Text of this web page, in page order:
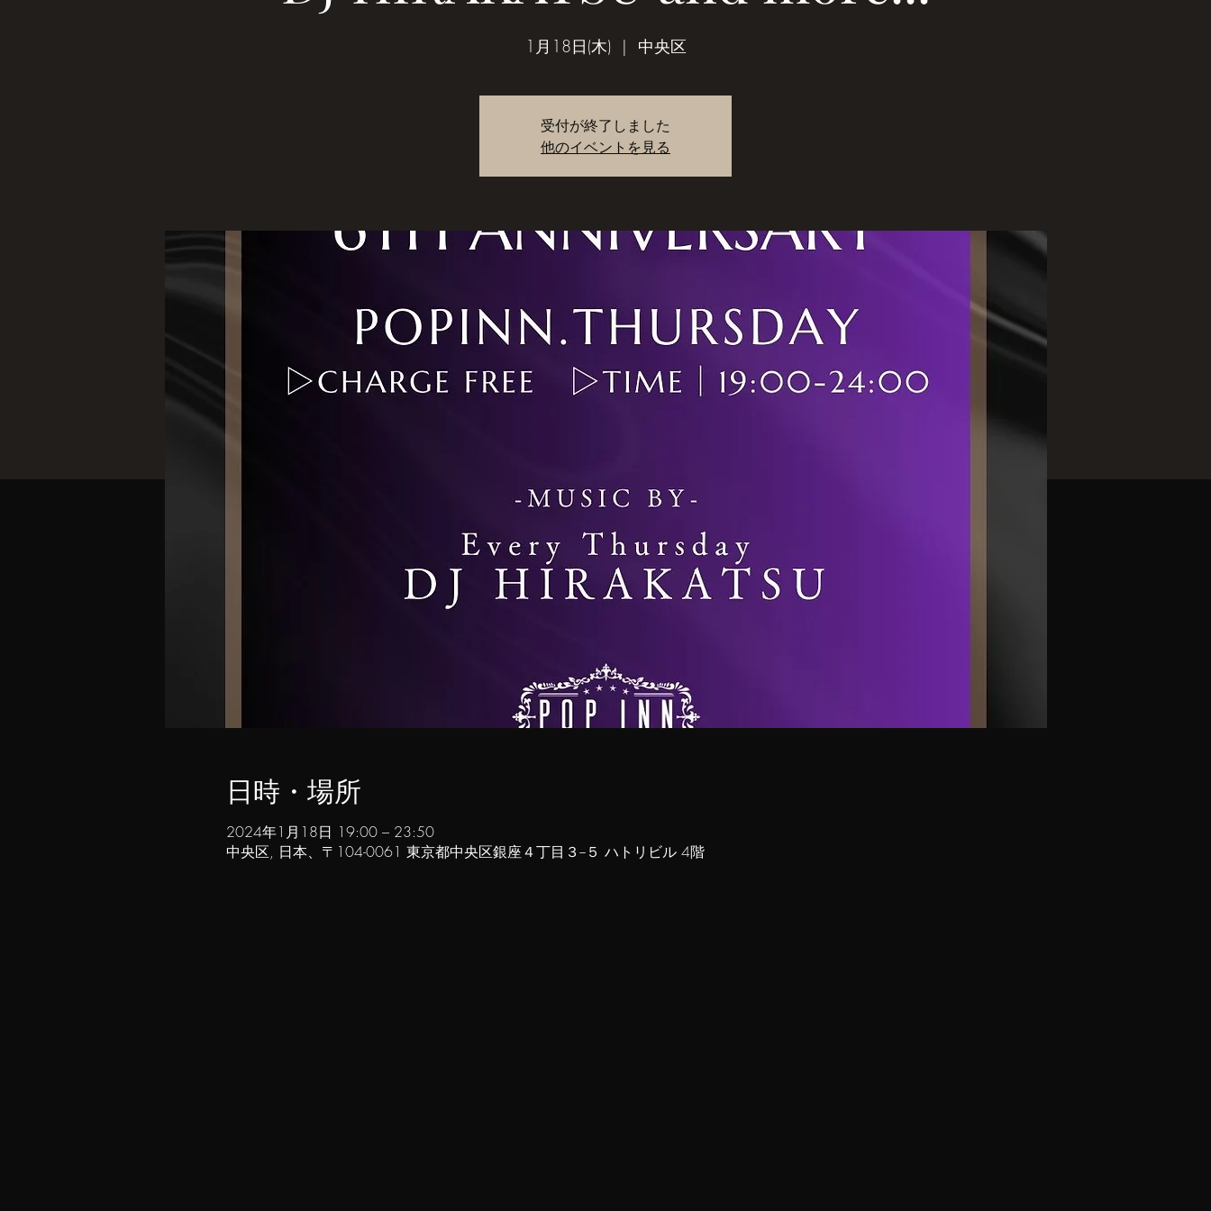
1月18日(木)
  |
中央区
受付が終了しました
他のイベントを見る
日時・場所
2024年1月18日 19:00 – 23:50
中央区, 日本、〒104-0061 東京都中央区銀座４丁目３−５ ハトリビル 4階